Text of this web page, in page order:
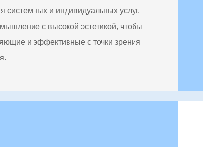
системных и индивидуальных услуг.
с высокой эстетикой, чтобы
и эффективные с точки зрения